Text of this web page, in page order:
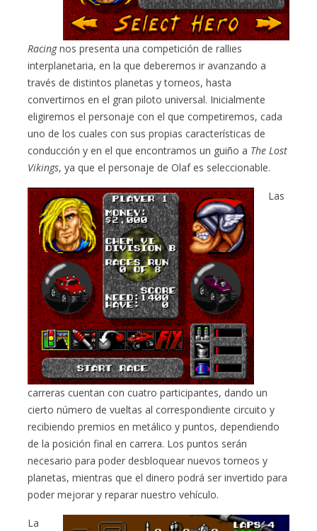
Racingnos presenta una competición de rallies
interplanetaria, en la que deberemos ir avanzando a
través de distintos planetas y torneos, hasta
convertirnos en el gran piloto universal. Inicialmente
eligiremos el personaje con el que competiremos, cada
uno de los cuales con sus propias características de
conducción y en el que encontramos un guiño a The Lost
Vikings, ya que el personaje de Olaf es seleccionable.
Las
carreras cuentan con cuatro participantes, dando un
cierto número de vueltas al correspondiente circuito y
recibiendo premios en metálico y puntos, dependiendo
de la posición final en carrera. Los puntos serán
necesario para poder desbloquear nuevos torneos y
planetas, mientras que el dinero podrá ser invertido para
poder mejorar y reparar nuestro vehículo.
La